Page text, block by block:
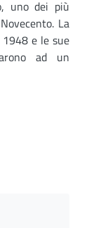
uno dei più
La
e le sue
ad un